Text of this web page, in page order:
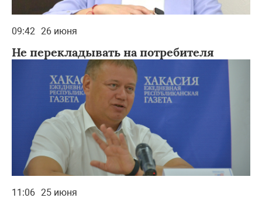
09:42 26 июня
Не перекладывать на потребителя
11:06 25 июня